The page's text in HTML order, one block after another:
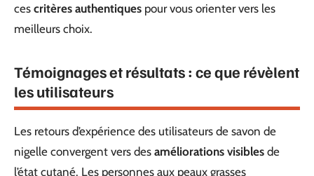
ces critères authentiques pour vous orienter vers les
meilleurs choix.
Témoignages et résultats : ce que révèlent
les utilisateurs
Les retours d’expérience des utilisateurs de savon de
nigelle convergent vers des améliorations visibles de
l’état cutané. Les personnes aux peaux grasses